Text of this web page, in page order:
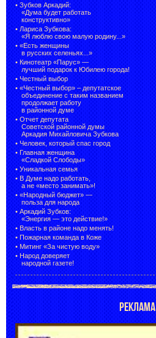
• Зубков Аркадий:
«Дума будет работать
конструктивно»
• Лариса Зубкова:
«Я люблю свою малую родину...»
• «Есть женщины
в русских селеньях...»
• Кинотеатр «Парус» —
лучший подарок к Юбилею города!
• Честный выбор
• «Честный выбор» – депутатское
объединение с таким названием
продолжает работу
в районной думе
• Отчет депутата
Советской районной думы
Аркадия Михайловича Зубкова
• Человек, который спас город
• Главная женщина
«Сладкой Слободы»
• Уникальная семья
• В Думе надо работать,
а не «место занимать»!
• «Народный бюджет» —
польза для народа
• Аркадий Зубков:
«Энергия — это действие!»
• Власть в районе надо менять!
• Пожарная команда в Коже
• Митинг «За чистую воду»
• Народ доверяет
народной газете!
РЕКЛАМА